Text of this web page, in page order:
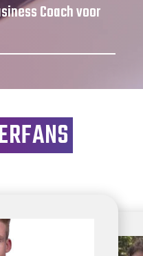
Coach voor